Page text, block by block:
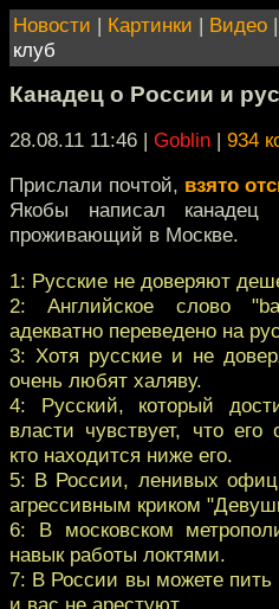
Новости | Картинки | Видео |
клуб
Канадец о России и
28.08.11 11:46 | Goblin | 934
Прислали почтой, взято
Якобы написал канадец
проживающий в Москве.
1: Русские не доверяют
2: Английское слово
адекватно переведено на
3: Хотя русские и не
очень любят халяву.
4: Русский, который
власти чувствует, что его
кто находится ниже его.
5: В России, ленивых
агрессивным криком
6: В московском
навык работы локтями.
7: В России вы можете пить
и вас не арестуют.